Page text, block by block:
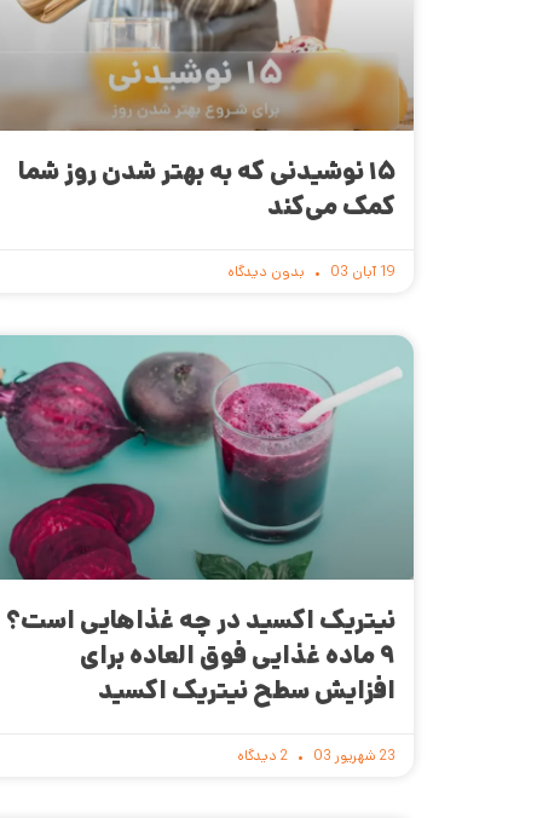
۱۵ نوشیدنی که به بهتر شدن روز شما
کمک می‌کند
19 آبان 03 بدون دیدگاه
نیتریک اکسید در چه غذاهایی است؟
۹ ماده غذایی فوق العاده برای
افزایش سطح نیتریک اکسید
23 شهریور 03